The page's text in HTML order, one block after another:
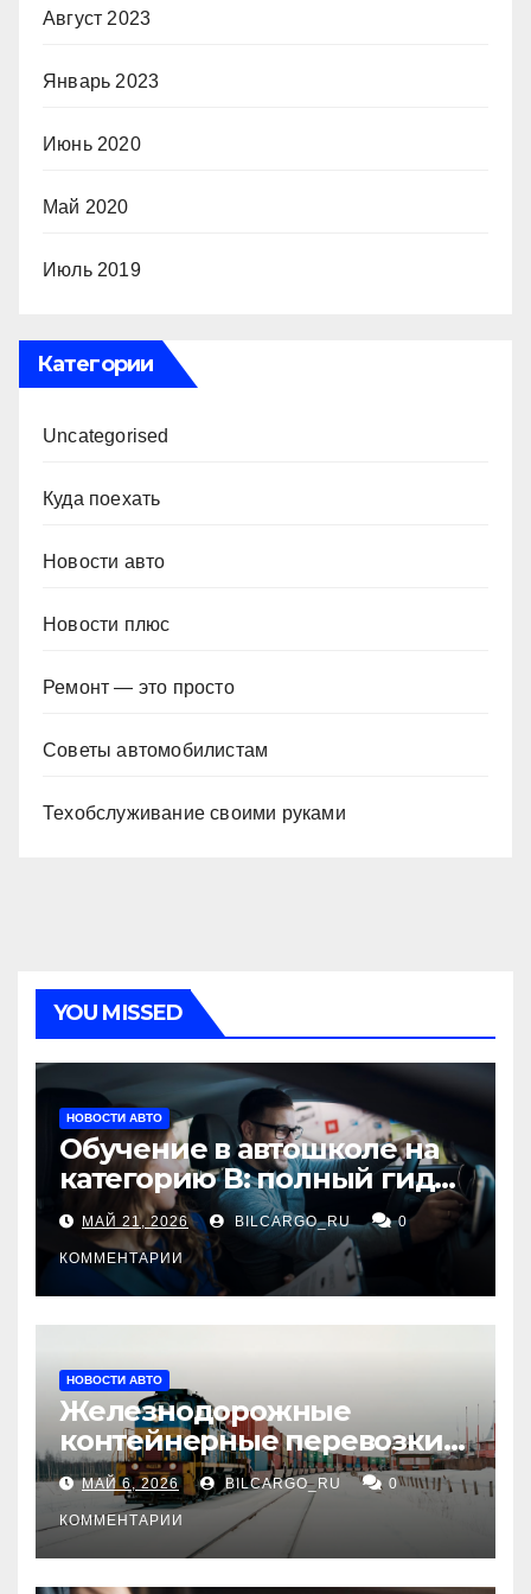
Август 2023
Январь 2023
Июнь 2020
Май 2020
Июль 2019
Категории
Uncategorised
Куда поехать
Новости авто
Новости плюс
Ремонт — это просто
Советы автомобилистам
Техобслуживание своими руками
YOU MISSED
НОВОСТИ АВТО
Обучение в автошколе на
категорию В: полный гид
для будущих водителей
МАЙ 21, 2026 BILCARGO_RU 0
КОММЕНТАРИИ
НОВОСТИ АВТО
Железнодорожные
контейнерные перевозки
из Китая в Россию:
маршруты, сроки и
требования
МАЙ 6, 2026 BILCARGO_RU 0
КОММЕНТАРИИ